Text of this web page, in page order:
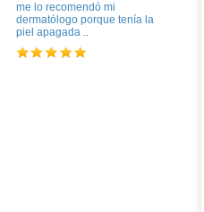
me lo recomendó mi
dermatólogo porque tenía la
piel apagada ..